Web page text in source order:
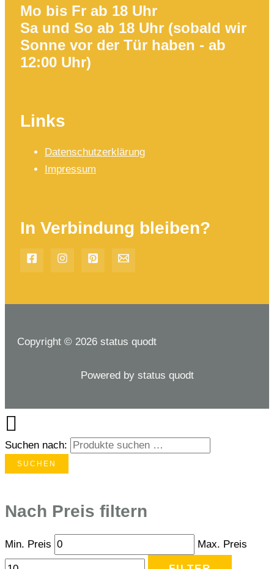
Mo bis Fr ab 18 Uhr
Sa und So ab 18 Uhr (sobald wir
Sonne vor der Tür haben - ab
12:00 Uhr)
Links
Datenschutzerklärung
Impressum
In Verbindung bleiben?
Copyright © 2026 status quodt
Powered by status quodt
Suchen nach:
SUCHEN
Nach Preis filtern
Min. Preis Max. Preis